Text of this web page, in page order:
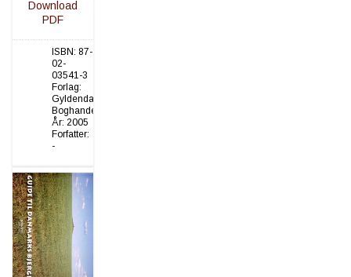
Download
PDF
ISBN: 87-
02-
03541-3
Forlag:
Gyldendalske
Boghandel
År: 2005
Forfatter:
-